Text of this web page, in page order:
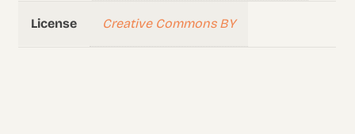
License Creative Commons BY